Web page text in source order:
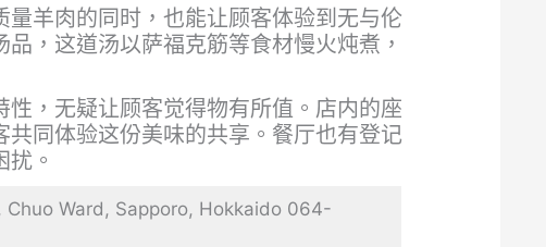
羊肉的同时，也能让顾客体验到无与伦
，这道汤以萨福克筋等食材慢火炖煮，
，无疑让顾客觉得物有所值。店内的座
同体验这份美味的共享。餐厅也有登记
。
Ward, Sapporo, Hokkaido 064-